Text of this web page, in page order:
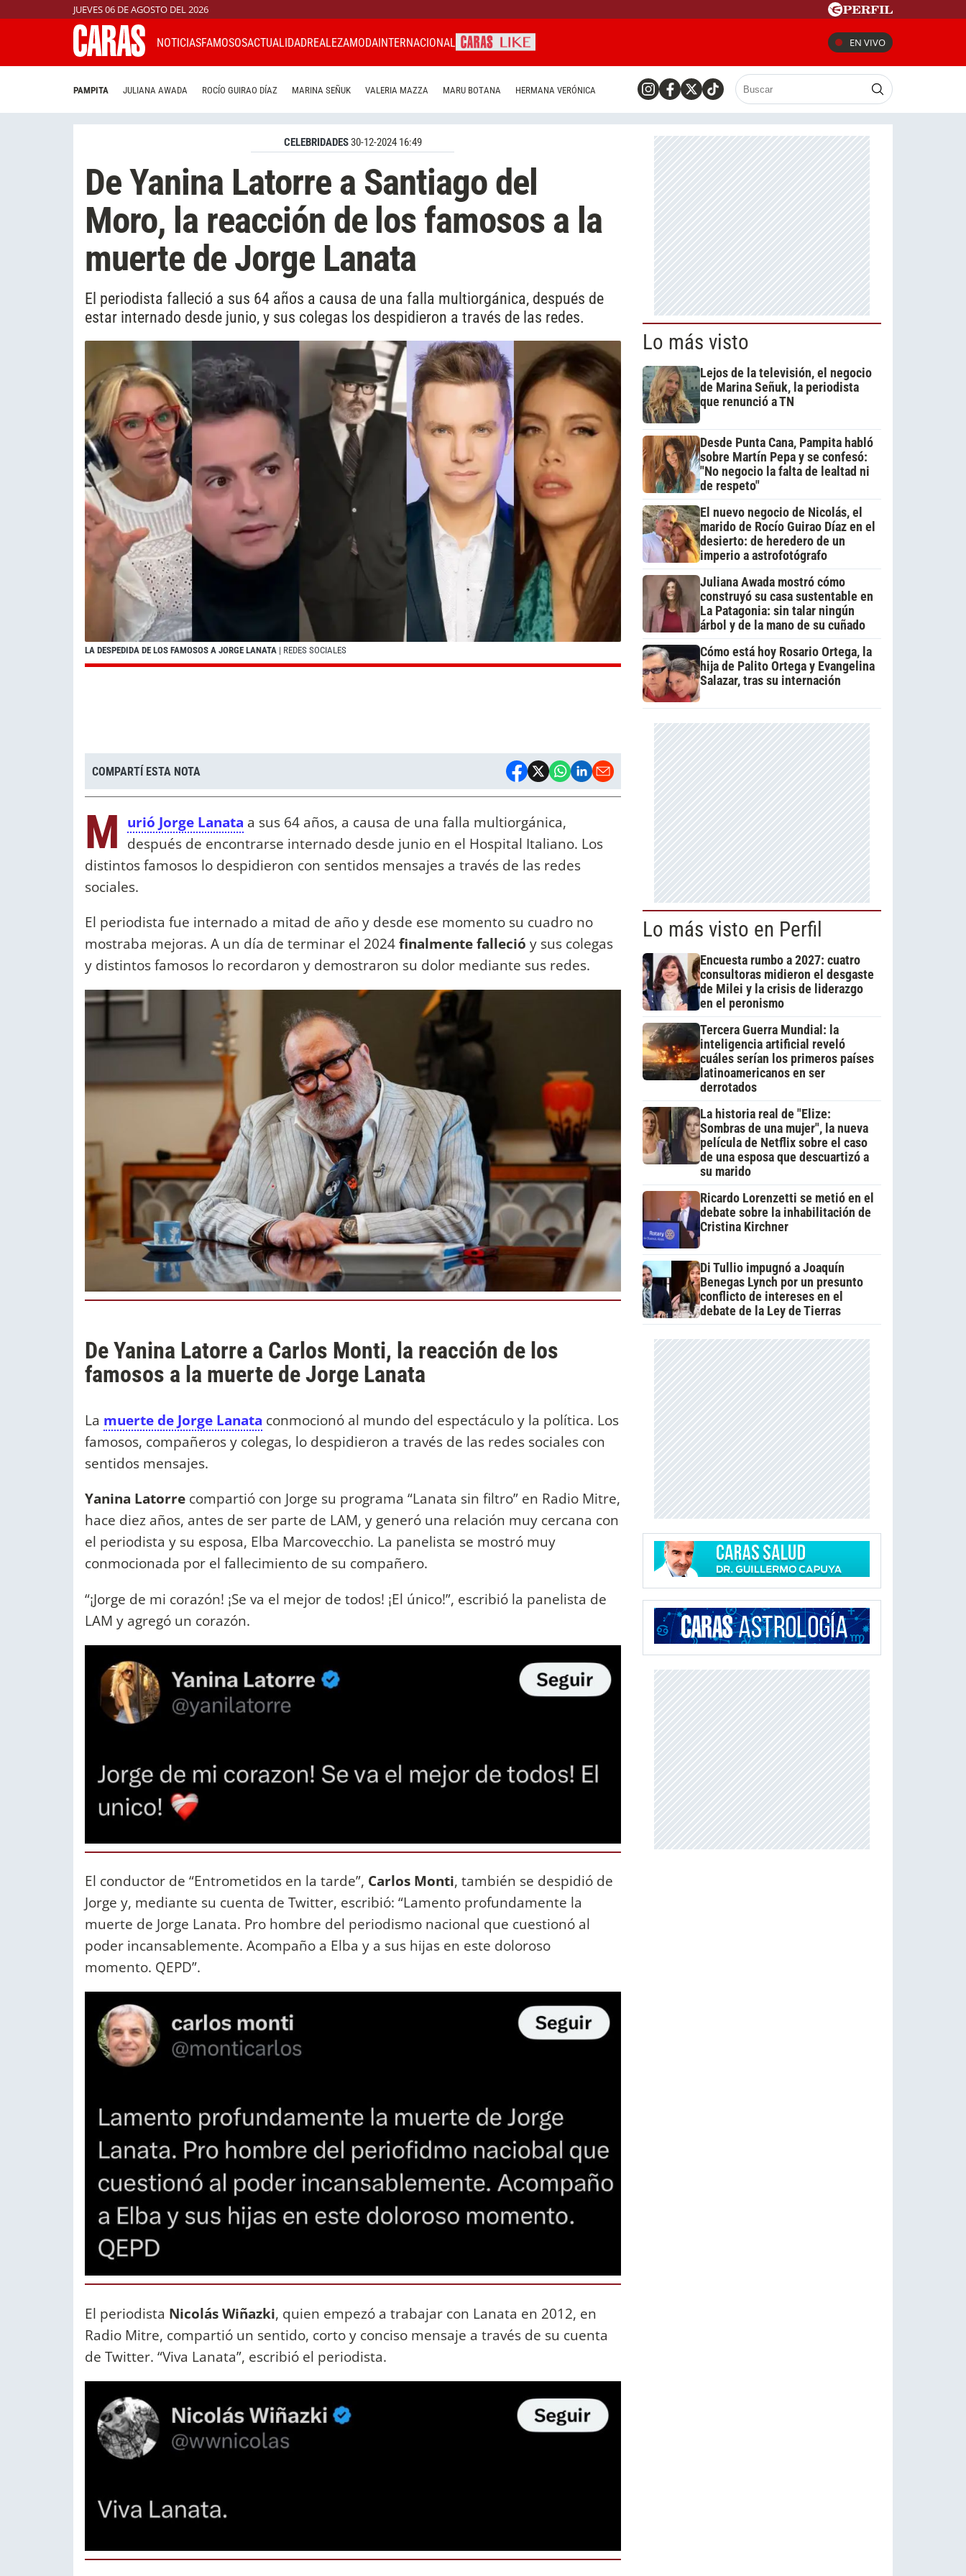
JUEVES 06 DE AGOSTO DEL 2026
NOTICIASFAMOSOSACTUALIDADREALEZAMODAINTERNACIONAL EN VIVO
PAMPITA JULIANA AWADA ROCÍO GUIRAO DÍAZ MARINA SEÑUK VALERIA MAZZA MARU BOTANA HERMANA VERÓNICA
CELEBRIDADES30-12-2024 16:49
De Yanina Latorre a Santiago del
Moro, la reacción de los famosos a la
muerte de Jorge Lanata
El periodista falleció a sus 64 años a causa de una falla multiorgánica, después de
estar internado desde junio, y sus colegas los despidieron a través de las redes.
LA DESPEDIDA DE LOS FAMOSOS A JORGE LANATA | REDES SOCIALES
COMPARTÍ ESTA NOTA
M urió Jorge Lanata a sus 64 años, a causa de una falla multiorgánica,
después de encontrarse internado desde junio en el Hospital Italiano. Los
distintos famosos lo despidieron con sentidos mensajes a través de las redes
sociales.
El periodista fue internado a mitad de año y desde ese momento su cuadro no
mostraba mejoras. A un día de terminar el 2024finalmente falleció y sus colegas
y distintos famosos lo recordaron y demostraron su dolor mediante sus redes.
De Yanina Latorre a Carlos Monti, la reacción de los
famosos a la muerte de Jorge Lanata
La muerte de Jorge Lanata conmocionó al mundo del espectáculo y la política. Los
famosos, compañeros y colegas, lo despidieron a través de las redes sociales con
sentidos mensajes.
Yanina Latorre compartió con Jorge su programa “Lanata sin filtro” en Radio Mitre,
hace diez años, antes de ser parte de LAM, y generó una relación muy cercana con
el periodista y su esposa, Elba Marcovecchio. La panelista se mostró muy
conmocionada por el fallecimiento de su compañero.
“¡Jorge de mi corazón! ¡Se va el mejor de todos! ¡El único!”, escribió la panelista de
LAM y agregó un corazón.
El conductor de “Entrometidos en la tarde”, Carlos Monti, también se despidió de
Jorge y, mediante su cuenta de Twitter, escribió: “Lamento profundamente la
muerte de Jorge Lanata. Pro hombre del periodismo nacional que cuestionó al
poder incansablemente. Acompaño a Elba y a sus hijas en este doloroso
momento. QEPD”.
El periodista Nicolás Wiñazki, quien empezó a trabajar con Lanata en 2012, en
Radio Mitre, compartió un sentido, corto y conciso mensaje a través de su cuenta
de Twitter. “Viva Lanata”, escribió el periodista.
Lo más visto
Lejos de la televisión, el negocio
de Marina Señuk, la periodista
que renunció a TN
Desde Punta Cana, Pampita habló
sobre Martín Pepa y se confesó:
"No negocio la falta de lealtad ni
de respeto"
El nuevo negocio de Nicolás, el
marido de Rocío Guirao Díaz en el
desierto: de heredero de un
imperio a astrofotógrafo
Juliana Awada mostró cómo
construyó su casa sustentable en
La Patagonia: sin talar ningún
árbol y de la mano de su cuñado
Cómo está hoy Rosario Ortega, la
hija de Palito Ortega y Evangelina
Salazar, tras su internación
Lo más visto en Perfil
Encuesta rumbo a 2027: cuatro
consultoras midieron el desgaste
de Milei y la crisis de liderazgo
en el peronismo
Tercera Guerra Mundial: la
inteligencia artificial reveló
cuáles serían los primeros países
latinoamericanos en ser
derrotados
La historia real de "Elize:
Sombras de una mujer", la nueva
película de Netflix sobre el caso
de una esposa que descuartizó a
su marido
Ricardo Lorenzetti se metió en el
debate sobre la inhabilitación de
Cristina Kirchner
Di Tullio impugnó a Joaquín
Benegas Lynch por un presunto
conflicto de intereses en el
debate de la Ley de Tierras